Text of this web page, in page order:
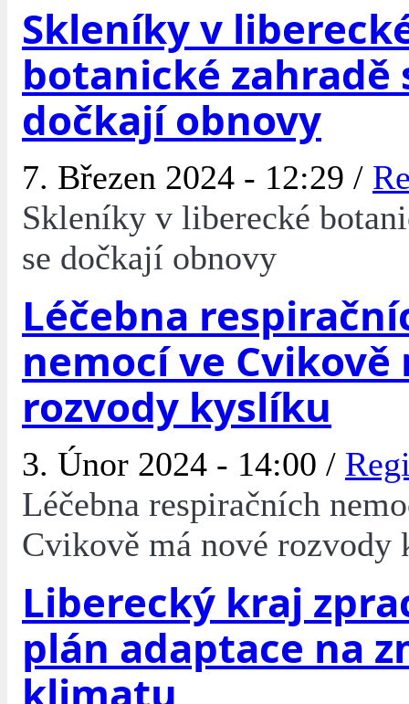
Skleníky v
botanické zahradě
dočkají obnovy
7. Březen 2024 - 12:29 /
Skleníky v liberecké
se dočkají obnovy
Léčebna
nemocí ve Cvikově
rozvody kyslíku
3. Únor 2024 - 14:00 /
Léčebna respiračních
Cvikově má nové rozvody
Liberecký kraj
plán adaptace na